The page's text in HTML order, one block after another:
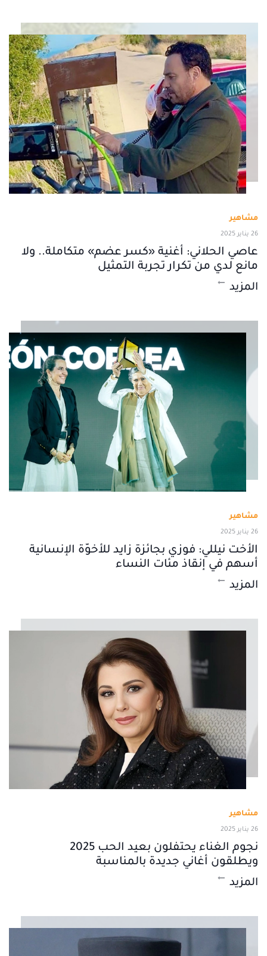
مشاهير
26 يناير 2025
عاصي الحلاني: أغنية «كسر عضم» متكاملة.. ولا
مانع لدي من تكرار تجربة التمثيل
المزيد
مشاهير
26 يناير 2025
الأخت نيللي: فوزي بجائزة زايد للأخوّة الإنسانية
أسهم في إنقاذ مئات النساء
المزيد
مشاهير
26 يناير 2025
نجوم الغناء يحتفلون بعيد الحب 2025
ويطلقون أغاني جديدة بالمناسبة
المزيد